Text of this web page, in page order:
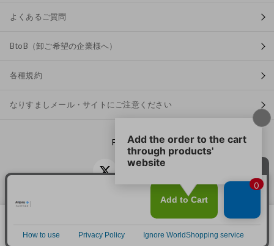
よくあるご質問
BtoB（卸ご希望の企業様へ）
各種規約
なりすましメール・サイトにご注意ください
FOLLOW US
© Grande Inc.
プライバシー規約
」をご覧ください。